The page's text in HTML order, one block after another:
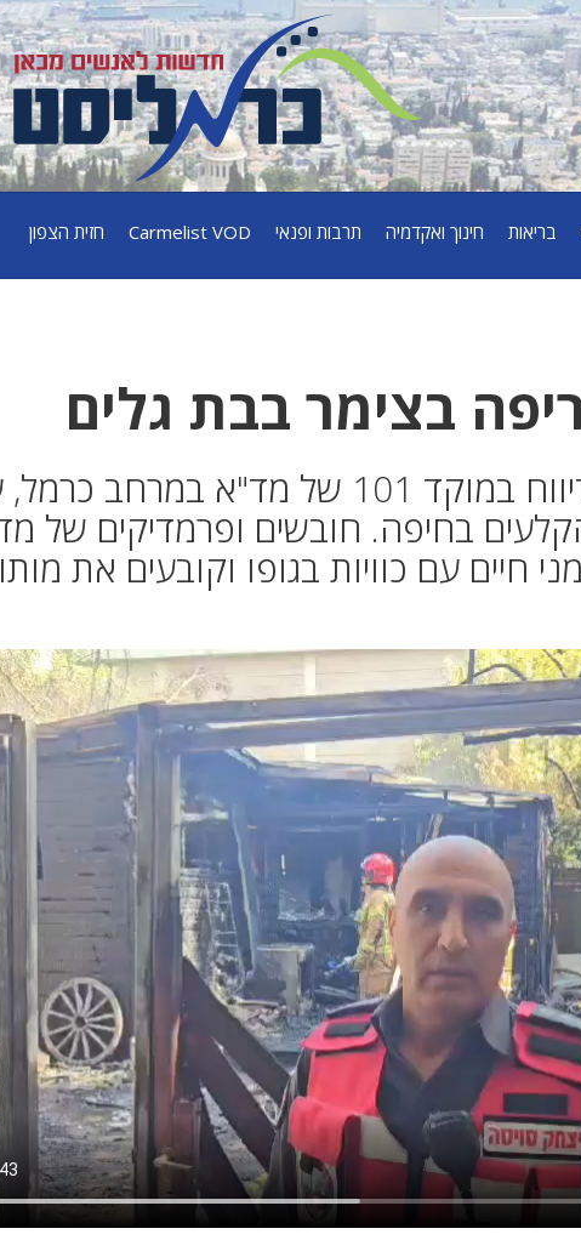
בריאות חינוך ואקדמיה תרבות ופנאי Carmelist VOD חזית הצפון
בצימר בבת גלים
בשעה 14:20 התקבל דיווח במוקד 101 של מד"א במרחב
בחיפה. חובשים ופרמדיקים של
חיים עם כוויות בגופו וקובעים את